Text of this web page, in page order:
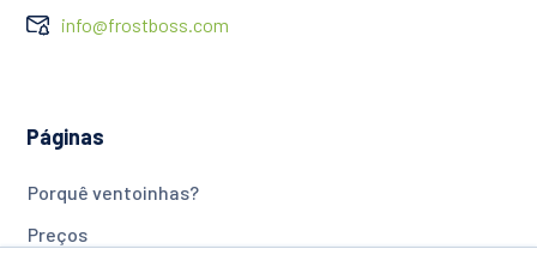
info@frostboss.com
Páginas
Porquê ventoinhas?
Preços